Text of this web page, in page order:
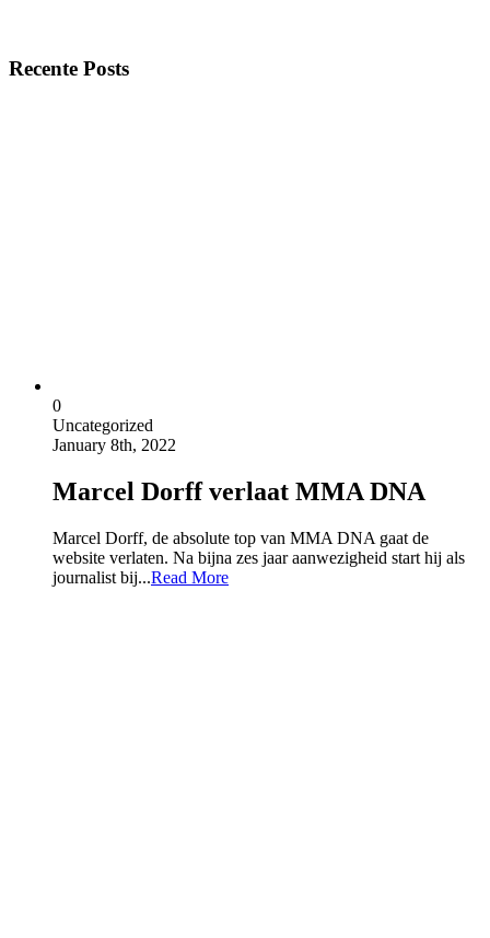
Recente Posts
0
Uncategorized
January 8th, 2022
Marcel Dorff verlaat MMA DNA
Marcel Dorff, de absolute top van MMA DNA gaat de
website verlaten. Na bijna zes jaar aanwezigheid start hij als
journalist bij...Read More